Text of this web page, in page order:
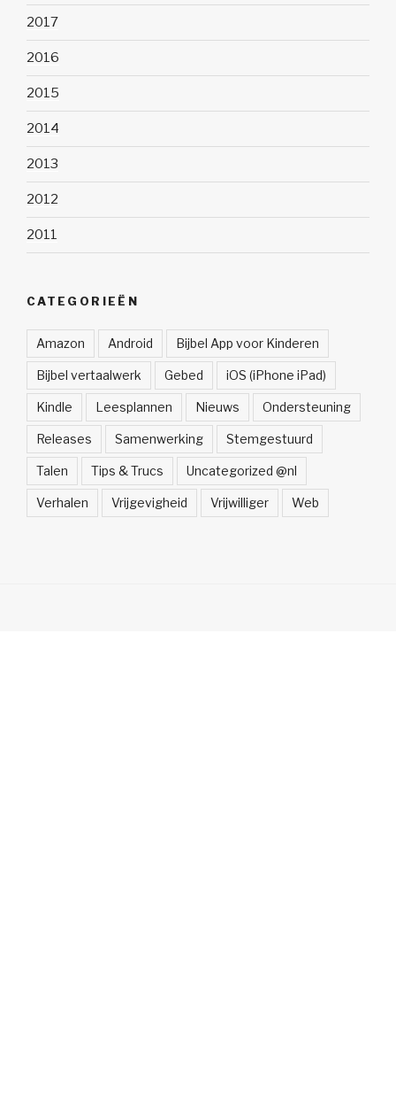
2017
2016
2015
2014
2013
2012
2011
CATEGORIEËN
Amazon Android Bijbel App voor Kinderen
Bijbel vertaalwerk Gebed iOS (iPhone iPad)
Kindle Leesplannen Nieuws Ondersteuning
Releases Samenwerking Stemgestuurd
Talen Tips & Trucs Uncategorized @nl
Verhalen Vrijgevigheid Vrijwilliger Web